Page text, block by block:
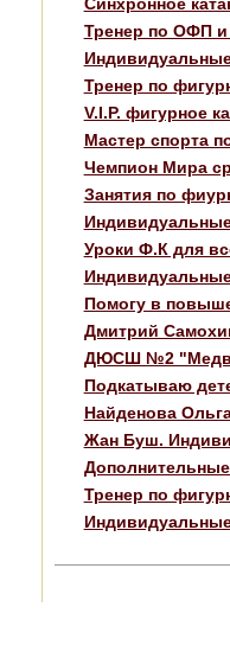
Тренер по ОФП
Тренер по
V.I.P. фигурное
Мастер спорта
Чемпион Мира
Занятия по
Уроки Ф.К для
Помогу в
Дмитрий
ДЮСШ №2
Подкатываю
Найденова
Жан Буш.
Тренер по